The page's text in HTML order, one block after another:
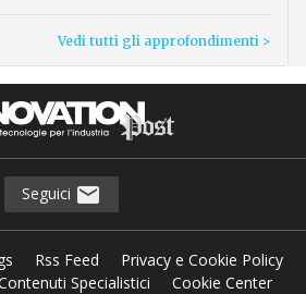
Vedi tutti gli approfondimenti >
Seguici
Rss Feed
Privacy e Cookie Policy
Specialistici
Cookie Center